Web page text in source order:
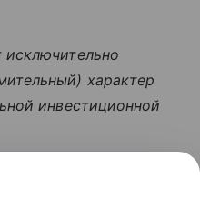
характер
инвестиционной